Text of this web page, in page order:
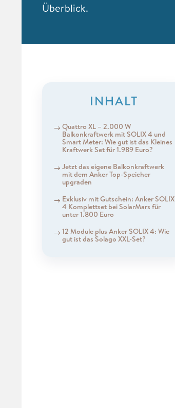
Überblick.
INHALT
Quattro XL – 2.000 W
Balkonkraftwerk mit SOLIX 4 und
Smart Meter: Wie gut ist das Kleines
Kraftwerk Set für 1.989 Euro?
Jetzt das eigene Balkonkraftwerk
mit dem Anker Top-Speicher
upgraden
Exklusiv mit Gutschein: Anker SOLIX
4 Komplettset bei SolarMars für
unter 1.800 Euro
12 Module plus Anker SOLIX 4: Wie
gut ist das Solago XXL-Set?